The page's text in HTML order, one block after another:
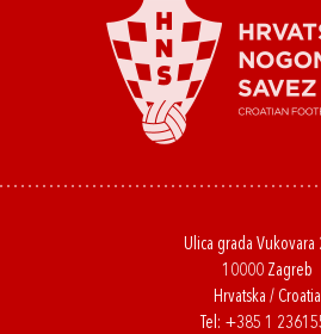
Ulica grada Vukovara
10000 Zagreb
Hrvatska / Croatia
Tel: +385 1